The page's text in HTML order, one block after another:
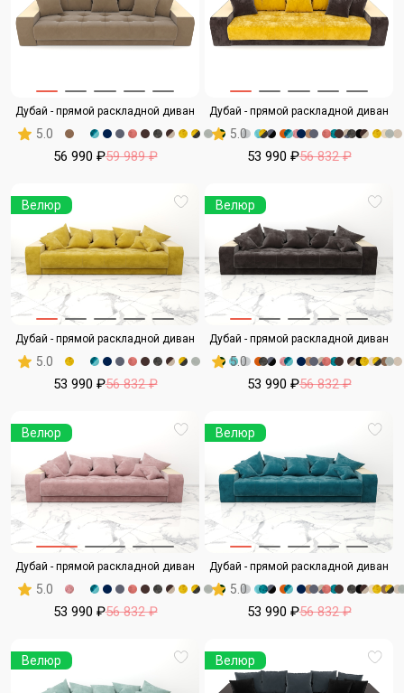
Дубай - прямой раскладной диван
5.0
56 990 ₽59 989 ₽
Дубай - прямой раскладной диван
5.0
53 990 ₽56 832 ₽
Велюр
Дубай - прямой раскладной диван
5.0
53 990 ₽56 832 ₽
Велюр
Дубай - прямой раскладной диван
5.0
53 990 ₽56 832 ₽
Велюр
Дубай - прямой раскладной диван
5.0
53 990 ₽56 832 ₽
Велюр
Дубай - прямой раскладной диван
5.0
53 990 ₽56 832 ₽
Велюр Велюр